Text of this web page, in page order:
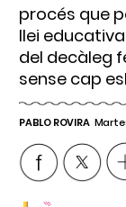
procés que
llei
del decàleg
sense cap
PABLO ROVIRA